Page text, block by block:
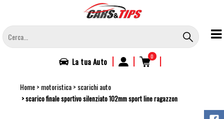
contenuto
principale
La tuaAuto | | 0 |
Home motoristica scarichi auto
scarico finale sportivo silenziato 102mm sport line ragazzon